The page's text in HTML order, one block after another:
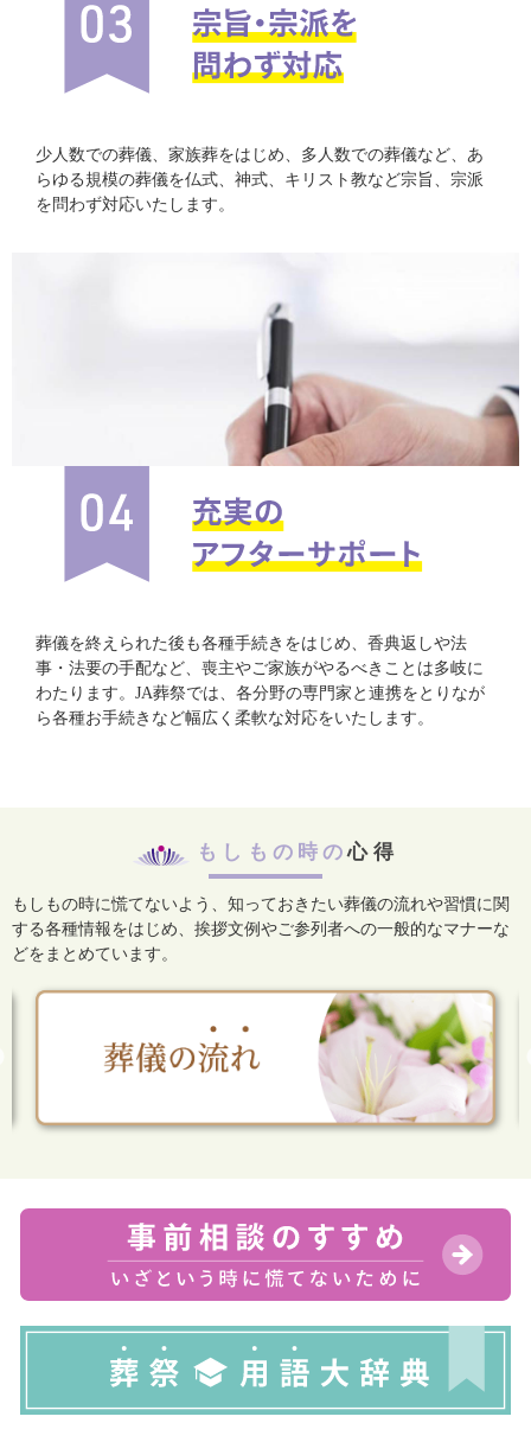
少人数での葬儀、家族葬をはじめ、多人数での葬儀など、あ
らゆる規模の葬儀を仏式、神式、キリスト教など宗旨、宗派
を問わず対応いたします。
葬儀を終えられた後も各種手続きをはじめ、香典返しや法
事・法要の手配など、喪主やご家族がやるべきことは多岐に
わたります。JA葬祭では、各分野の専門家と連携をとりなが
ら各種お手続きなど幅広く柔軟な対応をいたします。
もしもの時の心得
もしもの時に慌てないよう、知っておきたい葬儀の流れや習慣に関
する各種情報をはじめ、 挨拶文例やご参列者への一般的なマナーな
どをまとめています。